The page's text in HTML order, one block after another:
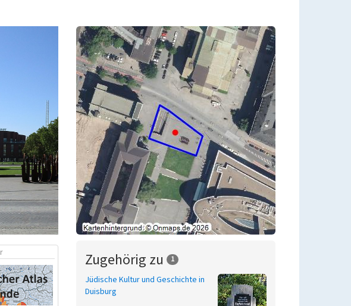
Zugehörig zu 1
Jüdische Kultur und Geschichte in
Duisburg